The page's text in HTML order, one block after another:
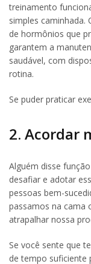
treinamento
simples
de hormônios que
garantem a
saudável, com
rotina.
Se puder praticar
2. Acordar
Alguém disse
desafiar e adotar
pessoas bem-
passamos na cama
atrapalhar nossa
Se você sente que
de tempo suficiente